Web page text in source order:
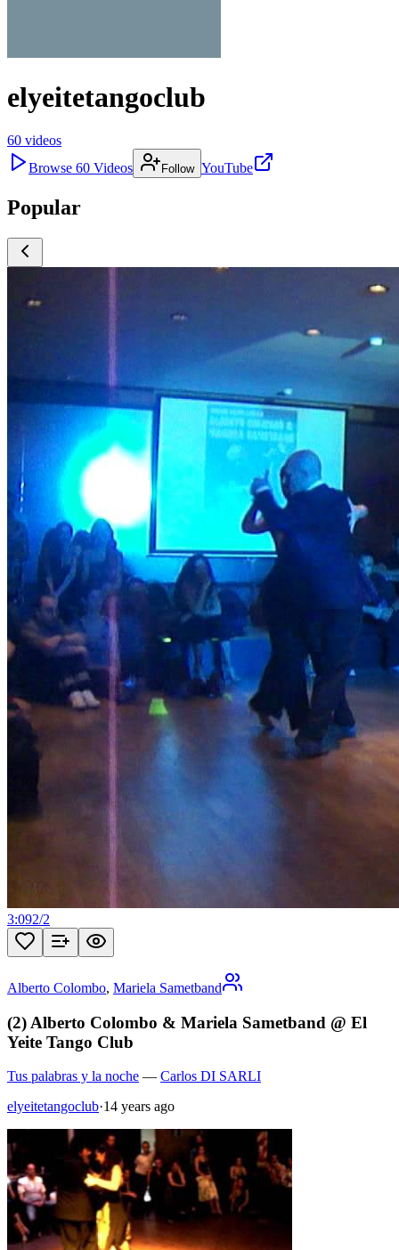
elyeitetangoclub
60 videos
Browse 60 Videos Follow YouTube
Popular
3:092/2
Alberto Colombo, Mariela Sametband
(2) Alberto Colombo & Mariela Sametband @ El
Yeite Tango Club
Tus palabras y la noche — Carlos DI SARLI
elyeitetangoclub·14 years ago